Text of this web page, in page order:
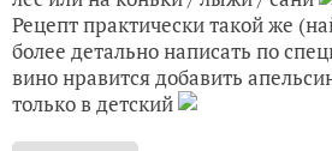
Рецепт практически такой же
более детально написать по
вино нравится добавить
только в детский